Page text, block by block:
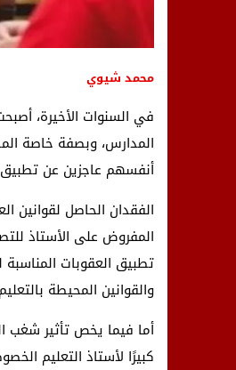
محمد شيوي
في السنوات الأخيرة،
المدارس، وبصفة خاصة
أنفسهم عاجزين عن تطبيق
الفقدان الحاصل لقوانين
المفروض على الأستاذ
تطبيق العقوبات المناسبة
والقوانين المحيطة
أما فيما يخص تأثير شغب
كبيرًا لأستاذ التعليم